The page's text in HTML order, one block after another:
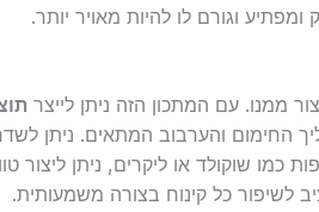
וגורם לו להיות מאויר יותר.
ממנו. עם המתכון הזה ניתן לייצר
החימום והערבוב המתאים. ניתן
כמו שוקולד או ליקרים, ניתן ליצור
לשיפור כל קינוח בצורה משמעותית.